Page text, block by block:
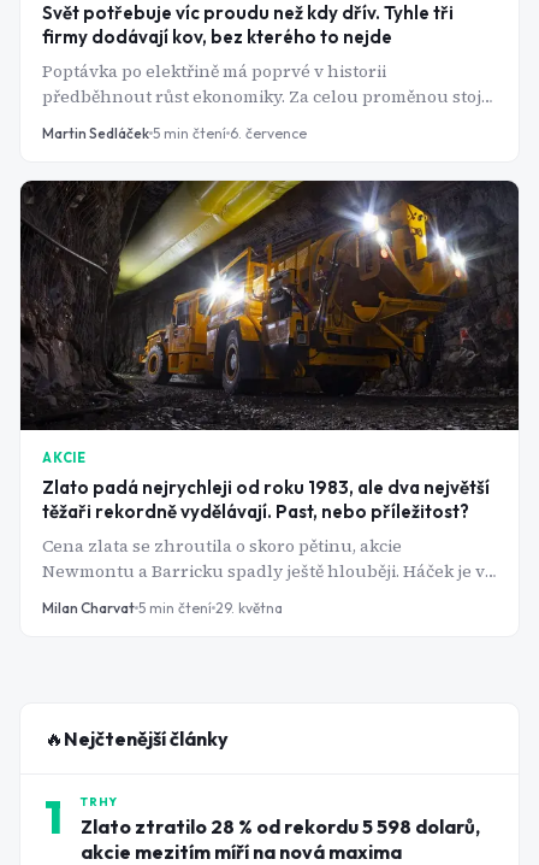
Svět potřebuje víc proudu než kdy dřív. Tyhle tři
firmy dodávají kov, bez kterého to nejde
Poptávka po elektřině má poprvé v historii
předběhnout růst ekonomiky. Za celou proměnou stojí
jediný kov - a jeho největší těžaři na tom mohou
Martin Sedláček 5 min čtení 6. července
AKCIE
Zlato padá nejrychleji od roku 1983, ale dva největší
těžaři rekordně vydělávají. Past, nebo příležitost?
Cena zlata se zhroutila o skoro pětinu, akcie
Newmontu a Barricku spadly ještě hlouběji. Háček je v
tom, že obě firmy zrovna zveřejnily nejlepší čísla za
Milan Charvat 5 min čtení 29. května
🔥 Nejčtenější články
1 TRHY
Zlato ztratilo 28 % od rekordu 5 598 dolarů,
akcie mezitím míří na nová maxima